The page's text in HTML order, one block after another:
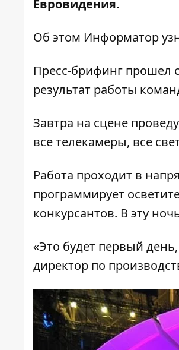
Евровидения.
Об этом Информатор
Пресс-брифинг прошел
результат работы
Завтра на сцене
все телекамеры, все
Работа проходит в
программирует
конкурсантов. В эту
«Это будет первый
директор по